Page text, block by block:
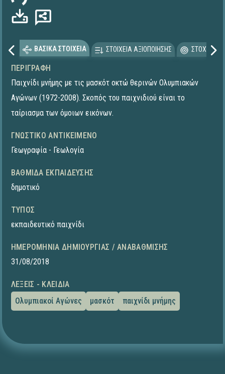
ΒΑΣΙΚΑ ΣΤΟΙΧΕΙΑ ΣΤΟΙΧΕΙΑ ΑΞΙΟΠΟΙΗΣΗΣ
ΠΕΡΙΓΡΑΦΉ
Παιχνίδι μνήμης με τις μασκότ οκτώ θερινών Ολυμπιακών
Αγώνων (1972-2008). Σκοπός του παιχνιδιού είναι το
ταίριασμα των όμοιων εικόνων.
ΓΝΩΣΤΙΚΌ ΑΝΤΙΚΕΊΜΕΝΟ
Γεωγραφία - Γεωλογία
ΒΑΘΜΊΔΑ ΕΚΠΑΊΔΕΥΣΗΣ
δημοτικό
ΤΎΠΟΣ
εκπαιδευτικό παιχνίδι
ΗΜΕΡΟΜΗΝΊΑ ΔΗΜΙΟΥΡΓΊΑΣ / ΑΝΑΒΆΘΜΙΣΗΣ
31/08/2018
ΛΈΞΕΙΣ - ΚΛΕΙΔΙΆ
Ολυμπιακοί Αγώνες
μασκότ παιχνίδι μνήμης